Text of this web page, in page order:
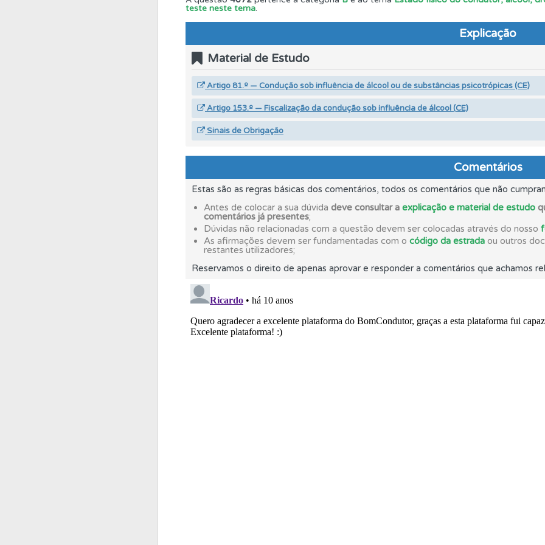
Crie uma conta para ter acesso às suas estatísticas em qualquer
Questões
Saiba no seu perfil se já está preparado para ir a exame.
Testes Deve fazer o teste que recomendamos para obter os melhores
Ajuda Use os atalhos de teclado para responder aos testes mais rapidamente.
Questões Consulte os comentários da questão quando tem dúvidas.
Perfil Tem um histórico dos seus testes no seu perfil.
teste neste tema.
Explicação
Material de Estudo
Artigo 81.º — Condução sob influência de álcool ou de substâncias psicotrópicas (CE)
Artigo 153.º — Fiscalização da condução sob influência de álcool (CE)
Sinais de Obrigação
Comentários
Estas são as regras básicas dos comentários, todos os comentários que não
Antes de colocar a sua dúvida deve consultar a explicação e material de estudo
comentários já presentes;
Dúvidas não relacionadas com a questão devem ser colocadas através do nosso
As afirmações devem ser fundamentadas com o código da estrada ou outros
restantes utilizadores;
Reservamos o direito de apenas aprovar e responder a comentários que achamos